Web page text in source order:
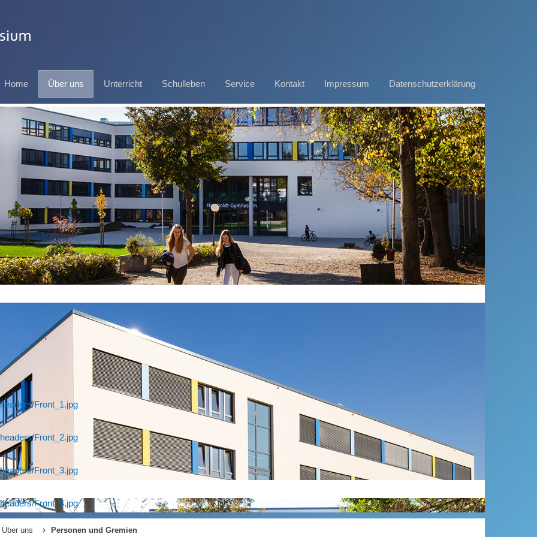
Home Über uns Unterricht Schulleben Service Kontakt Impressum Datenschutzerklärung
Front_1.jpg
Front_2.jpg
Front_3.jpg
Front_4.jpg
Über uns Personen und Gremien